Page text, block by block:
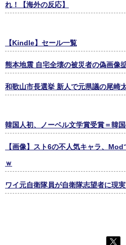
れ！【海外の反応】
【Kindle】セール一覧
熊本地震 自宅全壊の被災者の偽画像
和歌山市長選挙 新人で元県議の尾崎
韓国人初、ノーベル文学賞受賞＝韓
【画像】スト6の不人気キャラ、
ｗ
ワイ元自衛隊員が自衛隊志望者に現